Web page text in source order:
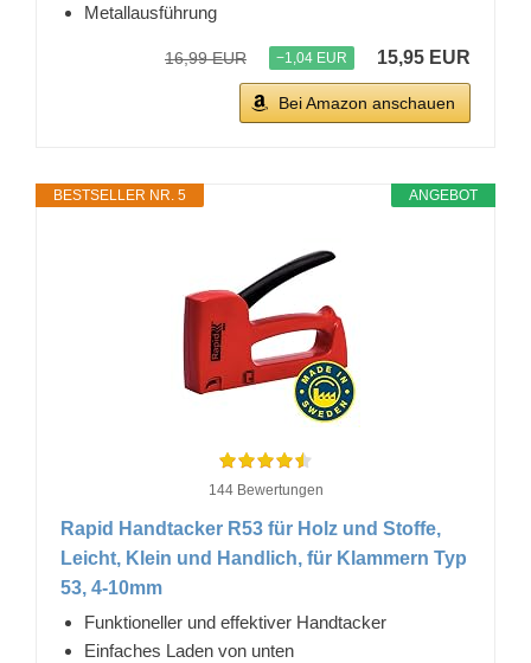
Metallausführung
16,99 EUR −1,04 EUR 15,95 EUR
Bei Amazon anschauen
ANGEBOT
BESTSELLER NR. 5
144 Bewertungen
Rapid Handtacker R53 für Holz und Stoffe,
Leicht, Klein und Handlich, für Klammern Typ
53, 4-10mm
Funktioneller und effektiver Handtacker
Einfaches Laden von unten